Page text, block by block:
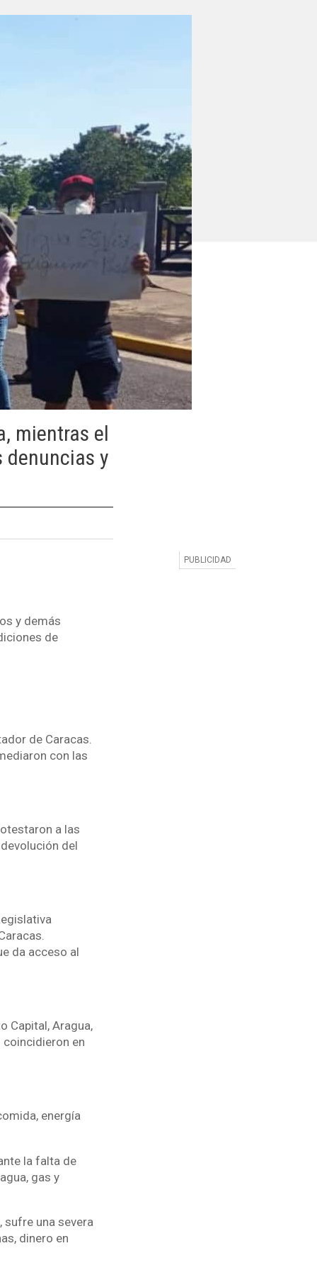
mientras el
denuncias y
y demás
de
de Caracas.
con las
a las
del
da acceso al
Capital, Aragua,
en
energía
la falta de
gas y
sufre una severa
dinero en